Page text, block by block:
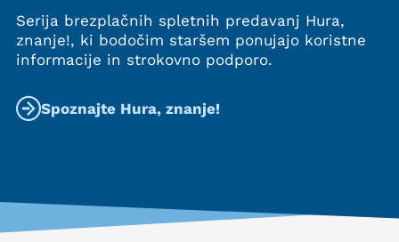
Serija brezplačnih spletnih predavanj Hura,
znanje!, ki bodočim staršem ponujajo koristne
informacije in strokovno podporo.
Spoznajte Hura, znanje!